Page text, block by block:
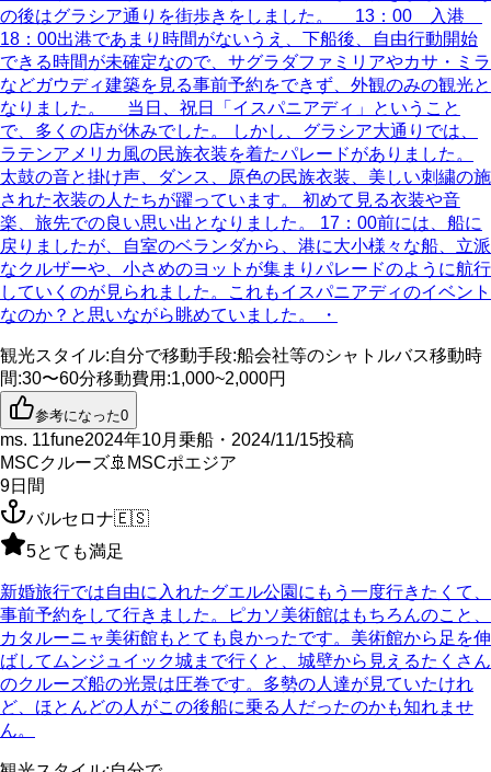
の後はグラシア通りを街歩きをしました。 13：00 入港
18：00出港であまり時間がないうえ、下船後、自由行動開始
できる時間が未確定なので、サグラダファミリアやカサ・ミラ
などガウディ建築を見る事前予約をできず、外観のみの観光と
なりました。 当日、祝日「イスパニアディ」ということ
で、多くの店が休みでした。 しかし、グラシア大通りでは、
ラテンアメリカ風の民族衣装を着たパレードがありました。
太鼓の音と掛け声、ダンス、原色の民族衣装、美しい刺繍の施
された衣装の人たちが躍っています。 初めて見る衣装や音
楽、旅先での良い思い出となりました。 17：00前には、船に
戻りましたが、自室のベランダから、港に大小様々な船、立派
なクルザーや、小さめのヨットが集まりパレードのように航行
していくのが見られました。これもイスパニアディのイベント
なのか？と思いながら眺めていました。 ・
観光スタイル:自分で移動手段:船会社等のシャトルバス移動時
間:30〜60分移動費用 :1,000~2,000円
参考になった0
ms. 11fune2024年10月乗船・2024/11/15投稿
MSCクルーズ🚢 MSCポエジア
9日間
バルセロナ🇪🇸
5とても満足
新婚旅行では自由に入れたグエル公園にもう一度行きたくて、
事前予約をして行きました。ピカソ美術館はもちろんのこと、
カタルーニャ美術館もとても良かったです。美術館から足を伸
ばしてムンジュイック城まで行くと、城壁から見えるたくさん
のクルーズ船の光景は圧巻です。多勢の人達が見ていたけれ
ど、ほとんどの人がこの後船に乗る人だったのかも知れませ
ん。